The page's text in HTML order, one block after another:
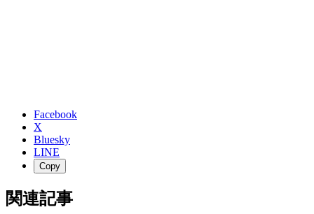
Facebook
X
Bluesky
LINE
Copy
関連記事